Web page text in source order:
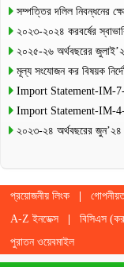
সম্পত্তির দলিল নিবন্ধনের
২০২৩-২০২৪ করবর্ষের
২০২৫-২৬ অর্থবছরের
মূল্য সংযোজন কর বিষয়ক
Import Statement-IM-
Import Statement-IM-
২০২৩-২৪ অর্থবছরের জুন’২৪
প্রয়োজনীয় লিংক
A-Z ইনডেক্স
বিসিএস
পুরাতন ওয়েবমাইল